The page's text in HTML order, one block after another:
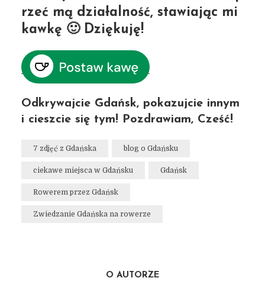
rzeć mą działalność, stawiając mi
kawkę 🙂 Dziękuję!
Odkrywajcie Gdańsk, pokazujcie innym
i cieszcie się tym! Pozdrawiam, Cześć!
7 zdjęć z Gdańska blog o Gdańsku
ciekawe miejsca w Gdańsku Gdańsk
Rowerem przez Gdańsk
Zwiedzanie Gdańska na rowerze
O AUTORZE